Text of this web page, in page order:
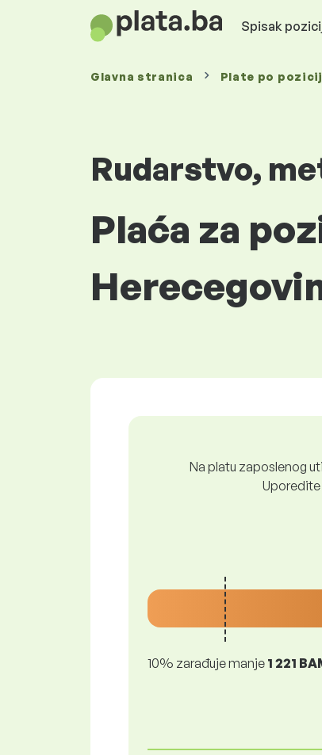
Spisak
Glavna stranica Plate po
Rudarstvo,
Plaća za
Na platu zaposlenog
10% zarađuje manje 1 221